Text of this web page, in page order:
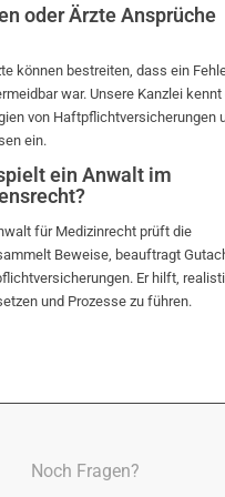
oder Ärzte Ansprüche
können bestreiten, dass ein
war. Unsere Kanzlei kennt
von Haftpflichtversicherungen
ein.
ein Anwalt im
für Medizinrecht prüft die
Beweise, beauftragt
Er hilft,
und Prozesse zu führen.
Noch Fragen?